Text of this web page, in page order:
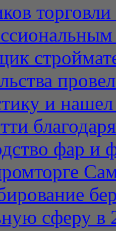
и
фар и
сферу в